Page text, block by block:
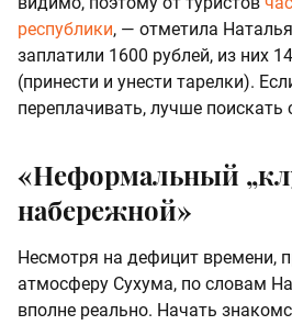
республики, — отметила
заплатили 1600 рублей, из них
(принести и унести тарелки).
переплачивать, лучше поискать
«Неформальный
набережной»
Несмотря на дефицит времени,
атмосферу Сухума, по словам
вполне реально. Начать